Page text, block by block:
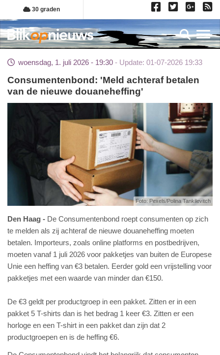
Overslaan
en
naar
de
gaan
30 graden
woensdag, 1. juli 2026 - 19:30 Update: 01-07-2026 19:33
Consumentenbond: 'Meld achteraf betalen
van de nieuwe douaneheffing'
Foto: Pexels/Polina Tankilevitch
Den Haag
De Consumentenbond roept consumenten op zich
te melden als zij achteraf de nieuwe douaneheffing moeten
betalen. Importeurs, zoals online platforms en postbedrijven,
moeten vanaf 1 juli 2026 voor pakketjes van buiten de Europese
Unie een heffing van €3 betalen. Eerder gold een vrijstelling voor
pakketjes met een waarde van minder dan €150.
De €3 geldt per productgroep in een pakket. Zitten er in een
pakket 5 T-shirts dan is het bedrag 1 keer €3. Zitten er een
horloge en een T-shirt in een pakket dan zijn dat 2
productgroepen en is de heffing €6.